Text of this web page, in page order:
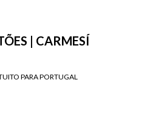
| CARMESÍ
PARA PORTUGAL